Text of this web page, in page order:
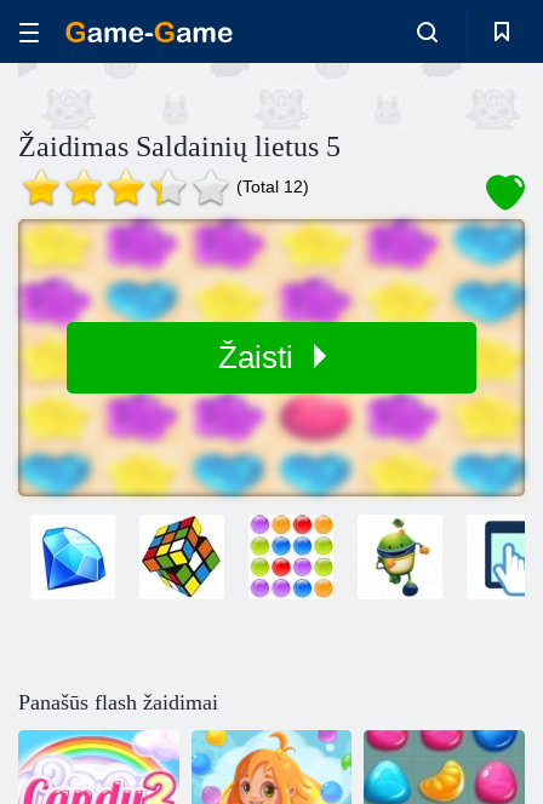
Žaidimas Saldainių lietus 5
(Total 12)
Žaisti
Panašūs flash žaidimai